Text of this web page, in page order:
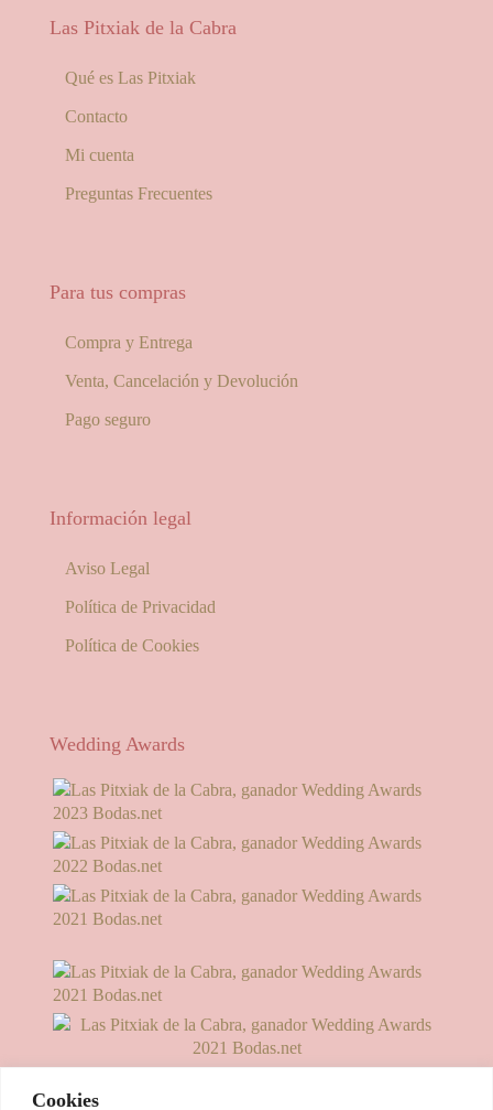
Cookies
Las Pitxiak de la Cabra
Qué es Las Pitxiak
Contacto
Mi cuenta
Preguntas Frecuentes
Para tus compras
Compra y Entrega
Venta, Cancelación y Devolución
Pago seguro
Información legal
Aviso Legal
Política de Privacidad
Política de Cookies
Wedding Awards